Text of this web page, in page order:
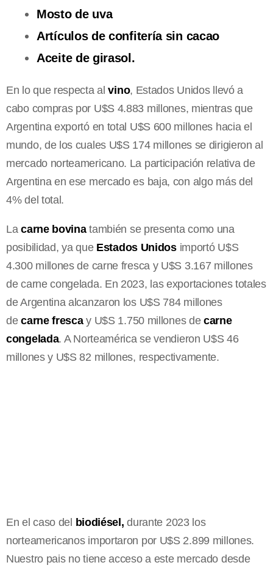
Mosto de uva
Artículos de confitería sin cacao
Aceite de girasol.
En lo que respecta alvino, Estados Unidos llevó a
cabo compras por U$S 4.883 millones, mientras que
Argentina exportó en total U$S 600 millones hacia el
mundo, de los cuales U$S 174 millones se dirigieron al
mercado norteamericano. La participación relativa de
Argentina en ese mercado es baja, con algo más del
4% del total.
Lacarne bovinatambién se presenta como una
posibilidad, ya queEstados Unidosimportó U$S
4.300 millones de carne fresca y U$S 3.167 millones
de carne congelada. En 2023, las exportaciones totales
de Argentina alcanzaron los U$S 784 millones
decarne frescay U$S 1.750 millones decarne
congelada. A Norteamérica se vendieron U$S 46
millones y U$S 82 millones, respectivamente.
En el caso del biodiésel, durante 2023 los
norteamericanos importaron por U$S 2.899 millones.
Nuestro pais no tiene acceso a este mercado desde